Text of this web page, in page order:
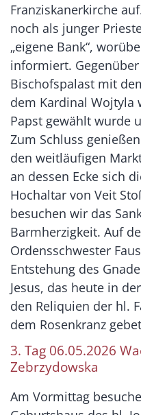
Franziskanerkirche
noch als junger
„eigene Bank“,
informiert.
Bischofspalast mit
dem Kardinal Wojtyla
Papst gewählt wurde
Zum Schluss
den weitläufigen
an dessen Ecke sich
Hochaltar von Veit
besuchen wir das
Barmherzigkeit. Auf
Ordensschwester
Entstehung des
Jesus, das heute in
den Reliquien der hl.
dem Rosenkranz
3. Tag 06.05.2026
Zebrzydowska
Am Vormittag